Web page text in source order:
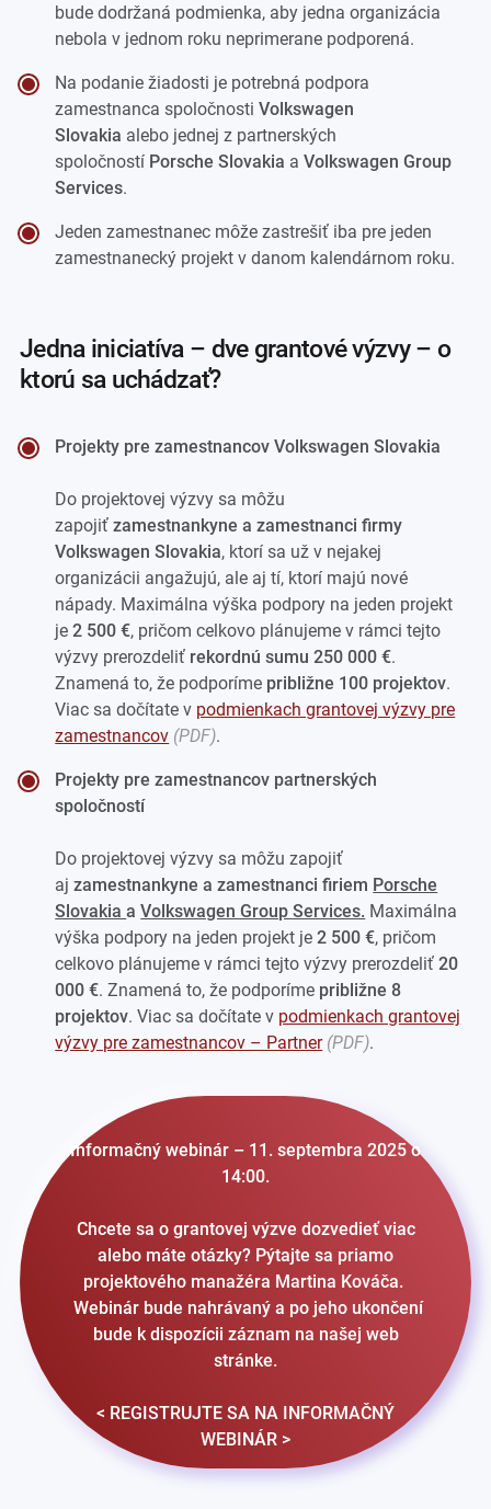
bude dodržaná podmienka, aby jedna organizácia
nebola v jednom roku neprimerane podporená.
Na podanie žiadosti je potrebná podpora
zamestnanca spoločnostiVolkswagen
Slovakia alebo jednej z partnerských
spoločností Porsche Slovakia aVolkswagen Group
Services.
Jeden zamestnanec môže zastrešiť iba pre jeden
zamestnanecký projekt v danom kalendárnom roku.
jedna iniciatíva – dve grantové výzvy – o
ktorú sa uchádzať?
Projekty pre zamestnancov Volkswagen Slovakia
Do projektovej výzvy sa môžu
zapojiťzamestnankyne a zamestnanci firmy
Volkswagen Slovakia, ktorí sa už v nejakej
organizácii angažujú, ale aj tí, ktorí majú nové
nápady. Maximálna výška podpory na jeden projekt
je2 500 €, pričom celkovo plánujeme v rámci tejto
výzvy prerozdeliť rekordnú sumu 250 000 €.
Znamená to, že podporíme približne 100 projektov.
Viac sa dočítate v podmienkach grantovej výzvy pre
zamestnancov
.
Projekty pre zamestnancov partnerských
spoločností
Do projektovej výzvy sa môžu zapojiť
ajzamestnankyne a zamestnanci firiem Porsche
SlovakiaaVolkswagen Group Services. Maximálna
výška podpory na jeden projekt je2 500 €, pričom
celkovo plánujeme v rámci tejto výzvy prerozdeliť20
000 €. Znamená to, že podporíme približne 8
projektov. Viac sa dočítate v podmienkach grantovej
výzvy pre zamestnancov – Partner
.
Informačný webinár – 11. septembra 2025 o
14:00.
Chcete sa o grantovej výzve dozvedieť viac
alebo máte otázky? Pýtajte sa priamo
projektového manažéra Martina Kováča.
Webinár bude nahrávaný a po jeho ukončení
bude k dispozícii záznam na našej web
stránke.
< REGISTRUJTE SA NA INFORMAČNÝ
WEBINÁR >